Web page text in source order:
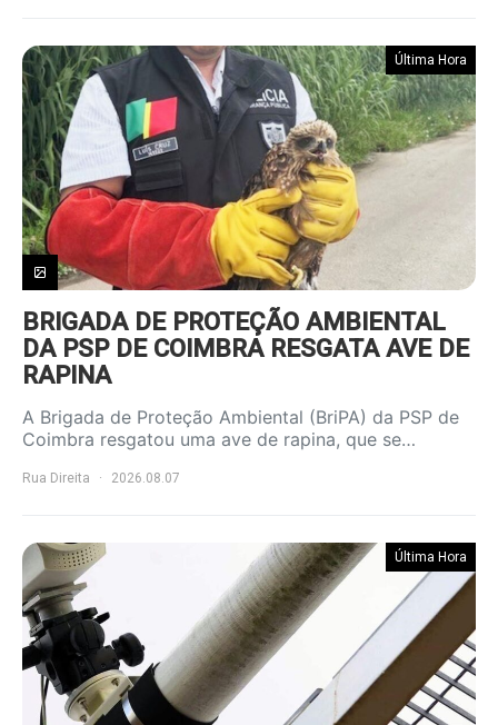
Última Hora
BRIGADA DE PROTEÇÃO AMBIENTAL
DA PSP DE COIMBRA RESGATA AVE DE
RAPINA
A Brigada de Proteção Ambiental (BriPA) da PSP de
Coimbra resgatou uma ave de rapina, que se…
Rua Direita 2026.08.07
Última Hora